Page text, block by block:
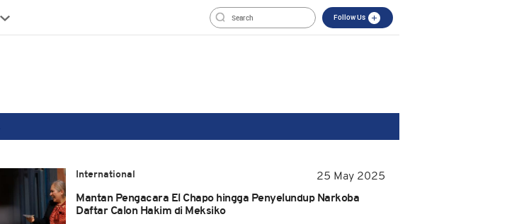
Follow Us
International
25 May 2025
Mantan Pengacara El Chapo hingga Penyelundup Narkoba
Daftar Calon Hakim di Meksiko